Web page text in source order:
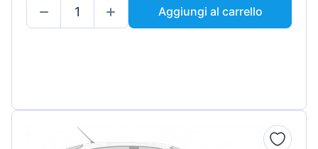
Aggiungi al carrello